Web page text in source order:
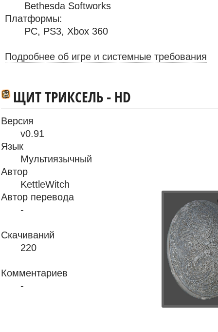
Bethesda Softworks
Платформы:
PC, PS3, Xbox 360
Подробнее об игре и системные требования
ЩИТ ТРИКСЕЛЬ - HD
Версия
v0.91
Язык
Мультиязычный
Автор
KettleWitch
Автор перевода
-
Скачиваний
220
Комментариев
-